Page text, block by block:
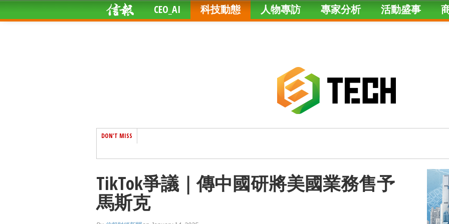
CEO_AI 科技動態 人物專訪 專家分析 活動盛事
DON'T MISS
TikTok爭議｜傳中國研將美國業務售予
馬斯克